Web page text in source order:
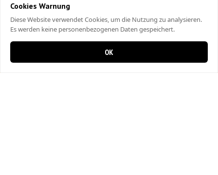
Cookies Warnung
Diese Website verwendet Cookies, um die Nutzung zu analysieren.
Es werden keine personenbezogenen Daten gespeichert.
OK